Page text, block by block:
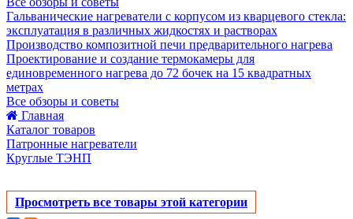
Гальванические нагреватели с корпусом из кварцевого стекла:
эксплуатация в различных жидкостях и растворах
Производство композитной печи предварительного нагрева
Проектирование и создание термокамеры для
единовременного нагрева до 72 бочек на 15 квадратных
метрах
Все обзоры и советы
Главная
Каталог товаров
Патронные нагреватели
Круглые ТЭНП
Просмотреть все товары этой категории